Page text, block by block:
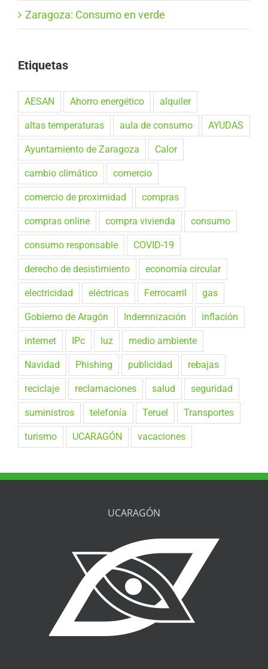
Zaragoza: Consumo en verde
Etiquetas
AESAN Ahorro energético alquiler
altas temperaturas aula de consumo AYUDAS
Ayuntamiento de Zaragoza Calor
cambio climático comercio
comercio de proximidad compras
compras online compra vivienda consumo
consumo responsable COVID-19
derecho de desistimiento economía circular
electricidad eléctricas Ferrocarril gas
Gobierno de Aragón Indemnización inflación
internet IPc luz medio ambiente
Navidad Phishing publicidad rebajas
reciclaje reclamaciones salud seguridad
suministros telefonía Teruel Transportes
turismo UCARAGÓN vacaciones
UCARAGÓN